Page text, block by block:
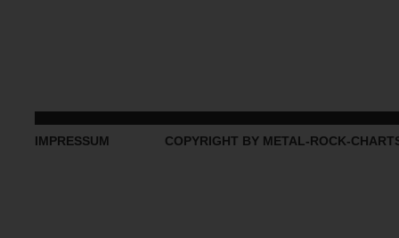
IMPRESSUM COPYRIGHT BY METAL-ROCK-